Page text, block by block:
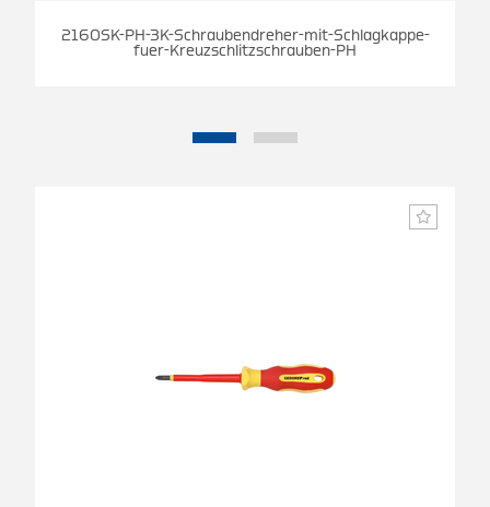
2160SK-PH-3K-Schraubendreher-mit-Schlagkappe-
fuer-Kreuzschlitzschrauben-PH